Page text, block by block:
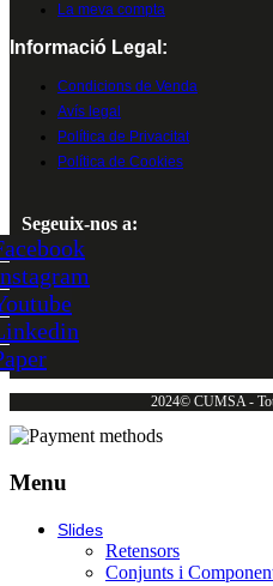
La meva compta
Informació Legal:
Condicions de Venda
Avís legal
Política de Privacitat
Política de Cookies
Segeuix-nos a:
2024© CUMSA -
Menu
Slides
Retensors
Conjunts i